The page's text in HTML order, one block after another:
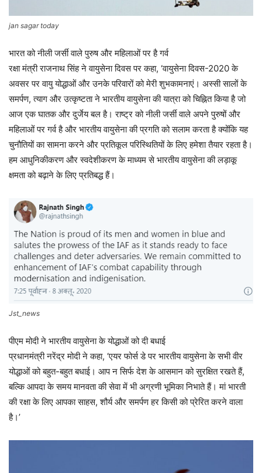
jan sagar today
भारत को नीली जर्सी वाले पुरुष और महिलाओं पर है गर्व
रक्षा मंत्री राजनाथ सिंह ने वायुसेना दिवस पर कहा, ‘वायुसेना दिवस-2020 के
अवसर पर वायु योद्धाओं और उनके परिवारों को मेरी शुभकामनाएं। अस्सी सालों के
समर्पण, त्याग और उत्कृष्टता ने भारतीय वायुसेना की यात्रा को चिह्नित किया है जो
आज एक घातक और दुर्जेय बल है। राष्ट्र को नीली जर्सी वाले अपने पुरुषों और
महिलाओं पर गर्व है और भारतीय वायुसेना की प्रगति को सलाम करता है क्योंकि यह
चुनौतियों का सामना करने और प्रतिकूल परिस्थितियों के लिए हमेशा तैयार रहता है।
हम आधुनिकीकरण और स्वदेशीकरण के माध्यम से भारतीय वायुसेना की लड़ाकू
क्षमता को बढ़ाने के लिए प्रतिबद्ध हैं।
Jst_news
पीएम मोदी ने भारतीय वायुसेना के योद्धाओं को दी बधाई
प्रधानमंत्री नरेंद्र मोदी ने कहा, ‘एयर फोर्स डे पर भारतीय वायुसेना के सभी वीर
योद्धाओं को बहुत-बहुत बधाई। आप न सिर्फ देश के आसमान को सुरक्षित रखते हैं,
बल्कि आपदा के समय मानवता की सेवा में भी अग्रणी भूमिका निभाते हैं। मां भारती
की रक्षा के लिए आपका साहस, शौर्य और समर्पण हर किसी को प्रेरित करने वाला
है।’